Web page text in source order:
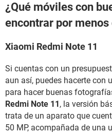
¿Qué móviles con
encontrar por
Xiaomi Redmi Note 11
Si cuentas con un
aun así, puedes hacerte con
para hacer buenas
Redmi Note 11 , la versión
trata de un aparato que
50 MP, acompañada de una